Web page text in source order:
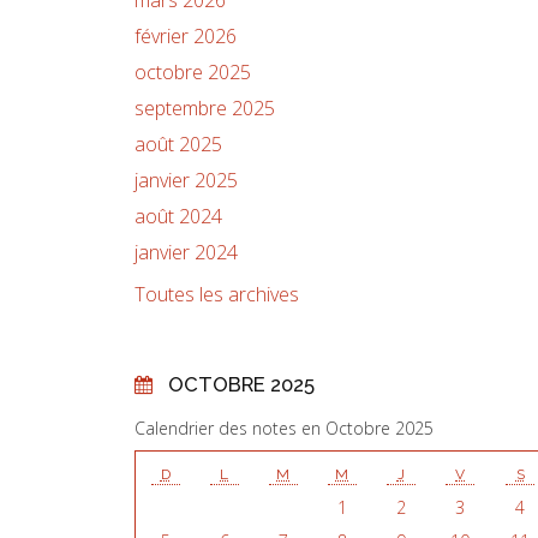
février 2026
octobre 2025
septembre 2025
août 2025
janvier 2025
août 2024
janvier 2024
Toutes les archives
OCTOBRE 2025
Calendrier des notes en Octobre 2025
D L M M J V S
1 2 3
4